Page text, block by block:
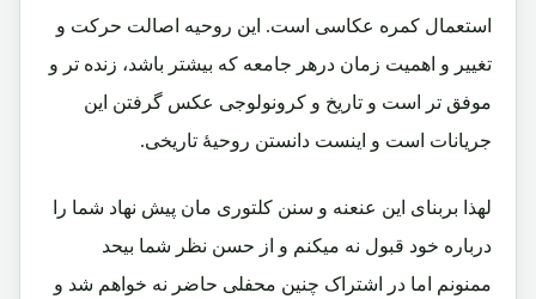
استعمال کمره عکاسی است. این روحیه اصالت حرکت و
تغییر و اهمیت زمان درهر جامعه که بیشتر باشد، زنده تر و
موفق تر است و تاریخ و کرونولوجی عکس گرفتن این
جریانات است و اینست دانستن روحیۀ تاریخی.
لهذا بربنای این عنعنه و سنن کلتوری مان پیش نهاد شما را
درباره خود قبول نه میکنم و از حسن نظر شما بیحد
ممنونم اما در اشتراک چنین محفلی حاضر نه خواهم شد و